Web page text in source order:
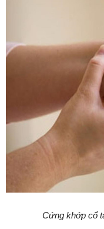
Cứng khớp cổ